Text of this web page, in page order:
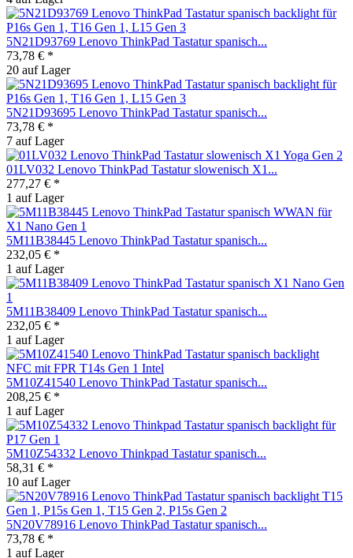
5N21D93769 Lenovo ThinkPad Tastatur spanisch...
73,78 € *
20 auf Lager
5N21D93695 Lenovo ThinkPad Tastatur spanisch...
73,78 € *
7 auf Lager
01LV032 Lenovo ThinkPad Tastatur slowenisch X1...
277,27 € *
1 auf Lager
5M11B38445 Lenovo ThinkPad Tastatur spanisch...
232,05 € *
1 auf Lager
5M11B38409 Lenovo ThinkPad Tastatur spanisch...
232,05 € *
1 auf Lager
5M10Z41540 Lenovo ThinkPad Tastatur spanisch...
208,25 € *
1 auf Lager
5M10Z54332 Lenovo Thinkpad Tastatur spanisch...
58,31 € *
10 auf Lager
5N20V78916 Lenovo ThinkPad Tastatur spanisch...
73,78 € *
1 auf Lager